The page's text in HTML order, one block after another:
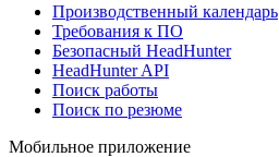
Производственный календарь
Требования к ПО
Безопасный HeadHunter
HeadHunter API
Поиск работы
Поиск по резюме
Мобильное приложение